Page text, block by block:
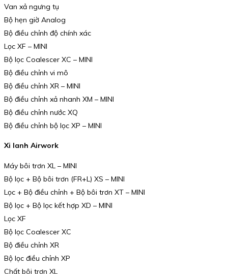
Van xả ngưng tụ
Bộ hẹn giờ Analog
Bộ điều chỉnh độ chính xác
Lọc XF – MINI
Bộ lọc Coalescer XC – MINI
Bộ điều chỉnh vi mô
Bộ điều chỉnh XR – MINI
Bộ điều chỉnh xả nhanh XM – MINI
Bộ điều chỉnh nước XQ
Bộ điều chỉnh bộ lọc XP – MINI
Xi lanh Airwork
Máy bôi trơn XL – MINI
Bộ lọc + Bộ bôi trơn (FR+L) XS – MINI
Lọc + Bộ điều chỉnh + Bộ bôi trơn XT – MINI
Bộ lọc + Bộ lọc kết hợp XD – MINI
Lọc XF
Bộ lọc Coalescer XC
Bộ điều chỉnh XR
Bộ lọc điều chỉnh XP
Chất bôi trơn XL